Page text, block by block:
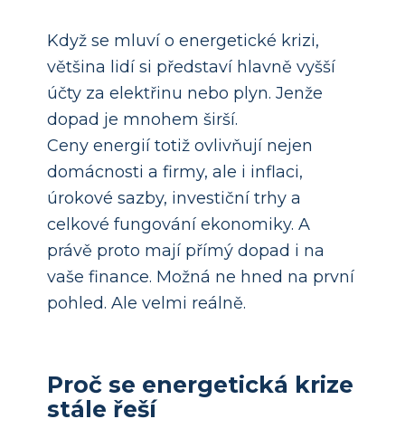
Když se mluví o energetické krizi,
většina lidí si představí hlavně vyšší
účty za elektřinu nebo plyn. Jenže
dopad je mnohem širší.
Ceny energií totiž ovlivňují nejen
domácnosti a firmy, ale i inflaci,
úrokové sazby, investiční trhy a
celkové fungování ekonomiky. A
právě proto mají přímý dopad i na
vaše finance. Možná ne hned na první
pohled. Ale velmi reálně.
Proč se energetická krize
stále řeší